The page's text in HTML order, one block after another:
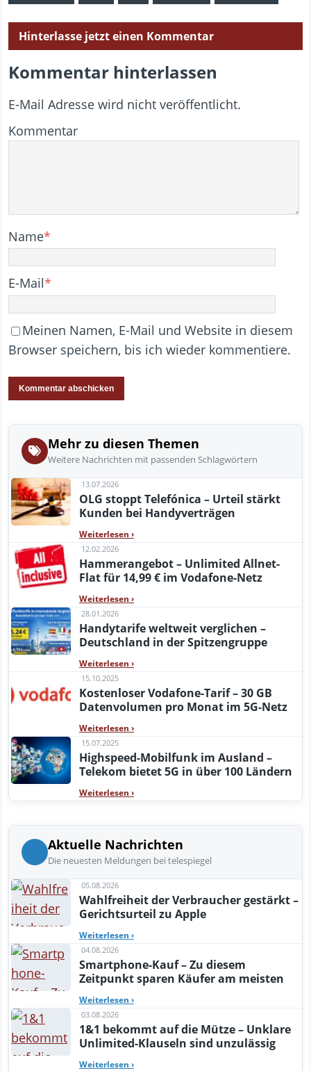
Hinterlasse jetzt einen Kommentar
Kommentar hinterlassen
E-Mail Adresse wird nicht veröffentlicht.
Kommentar
Name*
E-Mail*
Meinen Namen, E-Mail und Website in diesem
Browser speichern, bis ich wieder kommentiere.
Mehr zu diesen Themen
Weitere Nachrichten mit passenden Schlagwörtern
13.07.2026
OLG stoppt Telefónica – Urteil stärkt
Kunden bei Handyverträgen
Weiterlesen ›
12.02.2026
Hammerangebot – Unlimited Allnet-
Flat für 14,99 € im Vodafone-Netz
Weiterlesen ›
28.01.2026
Handytarife weltweit verglichen –
Deutschland in der Spitzengruppe
Weiterlesen ›
15.10.2025
Kostenloser Vodafone-Tarif – 30 GB
Datenvolumen pro Monat im 5G-Netz
Weiterlesen ›
15.07.2025
Highspeed-Mobilfunk im Ausland –
Telekom bietet 5G in über 100 Ländern
Weiterlesen ›
Aktuelle Nachrichten
Die neuesten Meldungen bei telespiegel
05.08.2026
Wahlfreiheit der Verbraucher gestärkt –
Gerichtsurteil zu Apple
Weiterlesen ›
04.08.2026
Smartphone-Kauf – Zu diesem
Zeitpunkt sparen Käufer am meisten
Weiterlesen ›
03.08.2026
1&1 bekommt auf die Mütze – Unklare
Unlimited-Klauseln sind unzulässig
Weiterlesen ›